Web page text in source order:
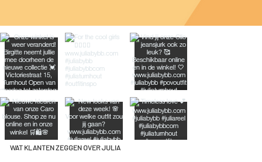
WAT KLANTEN ZEGGEN OVER JULIA